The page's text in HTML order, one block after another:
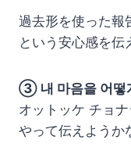
過去形を使った報
という安心感を伝
③ 내 마음을 어떻
オットッケ チョ
やって伝えようか